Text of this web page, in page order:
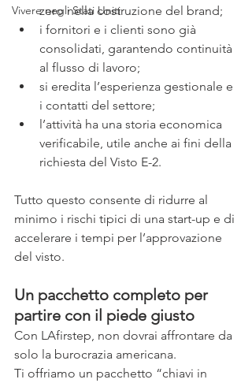
Vivere negli Stati Uniti
zero nella costruzione del brand;
i fornitori e i clienti sono già
consolidati, garantendo continuità
al flusso di lavoro;
si eredita l’esperienza gestionale e
i contatti del settore;
l’attività ha una storia economica
verificabile, utile anche ai fini della
richiesta del Visto E-2.
Tutto questo consente di ridurre al
minimo i rischi tipici di una start-up e di
accelerare i tempi per l’approvazione
del visto.
Un pacchetto completo per
partire con il piede giusto
Con LAfirstep, non dovrai affrontare da
solo la burocrazia americana.
Ti offriamo un pacchetto “chiavi in